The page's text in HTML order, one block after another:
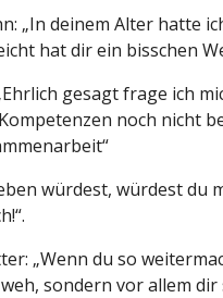
„In deinem Alter hatte
hat dir ein bisschen
gesagt frage ich
noch nicht
würdest, würdest du
„Wenn du so
sondern vor allem dir